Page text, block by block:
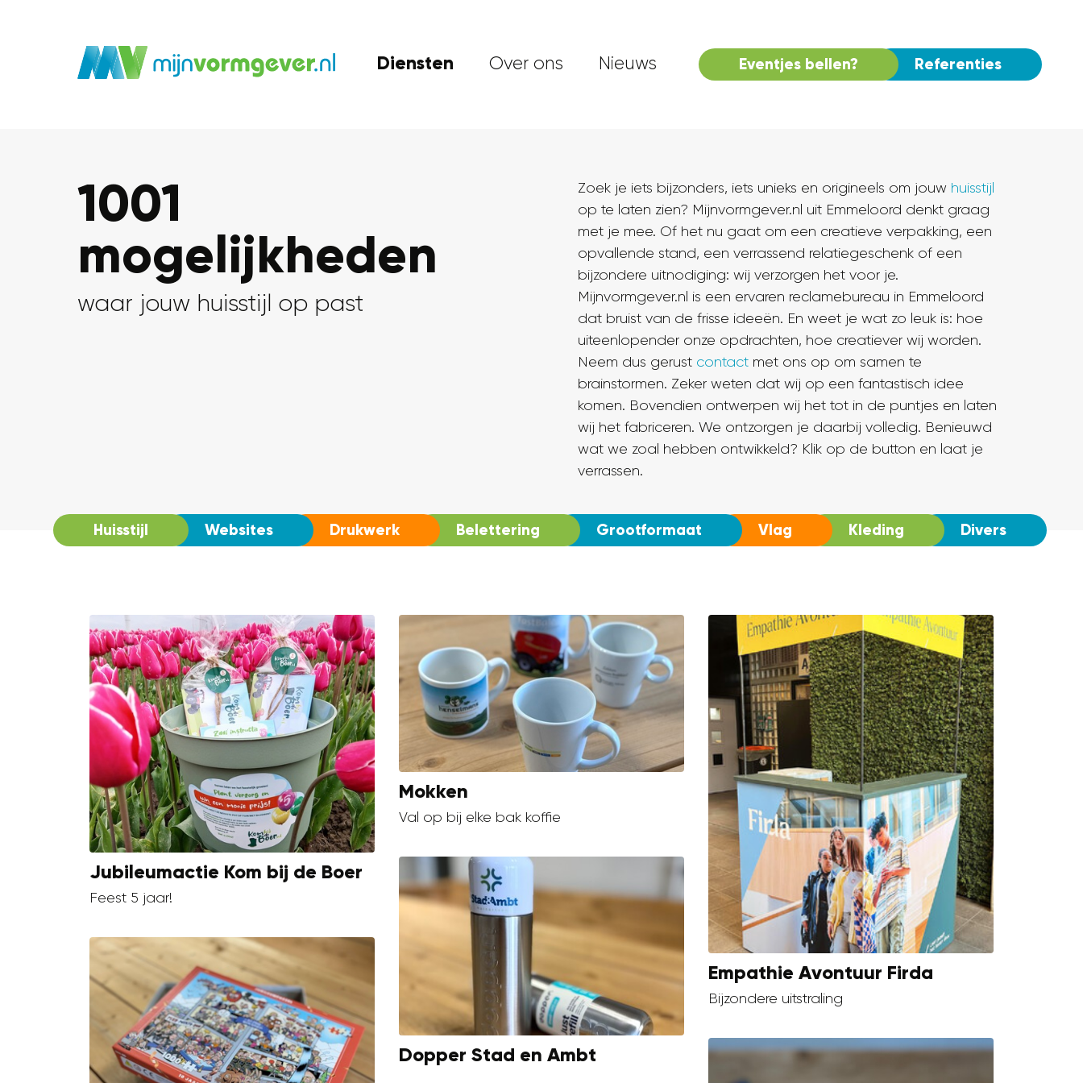
Diensten Over ons Nieuws Eventjes bellen? Referenties
1001
mogelijkheden
waar jouw huisstijl op past
Zoek je iets bijzonders, iets unieks en origineels om jouw huisstijl
op te laten zien? Mijnvormgever.nl uit Emmeloord denkt graag
met je mee. Of het nu gaat om een creatieve verpakking, een
opvallende stand, een verrassend relatiegeschenk of een
bijzondere uitnodiging: wij verzorgen het voor je.
Mijnvormgever.nl is een ervaren reclamebureau in Emmeloord
dat bruist van de frisse ideeën. En weet je wat zo leuk is: hoe
uiteenlopender onze opdrachten, hoe creatiever wij worden.
Neem dus gerust contact met ons op om samen te
brainstormen. Zeker weten dat wij op een fantastisch idee
komen. Bovendien ontwerpen wij het tot in de puntjes en laten
wij het fabriceren. We ontzorgen je daarbij volledig. Benieuwd
wat we zoal hebben ontwikkeld? Klik op de button en laat je
verrassen.
Huisstijl Websites Drukwerk Belettering Grootformaat Vlag Kleding Divers
Jubileumactie Kom bij de Boer
Feest 5 jaar!
Mokken
Val op bij elke bak koffie
Empathie Avontuur Firda
Bijzondere uitstraling
Dopper Stad en Ambt